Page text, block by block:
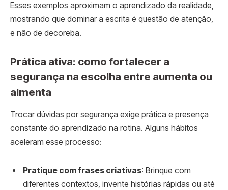
Esses exemplos aproximam o aprendizado da realidade,
mostrando que dominar a escrita é questão de atenção,
e não de decoreba.
Prática ativa: como fortalecer a
segurança na escolha entre aumenta ou
almenta
Trocar dúvidas por segurança exige prática e presença
constante do aprendizado na rotina. Alguns hábitos
aceleram esse processo:
Pratique com frases criativas: Brinque com
diferentes contextos, invente histórias rápidas ou até